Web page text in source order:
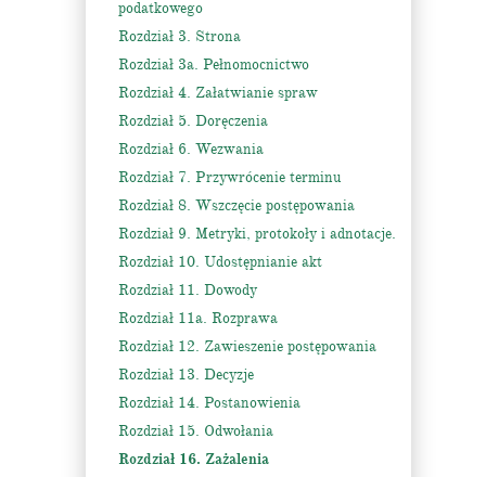
podatkowego
Rozdział 3. Strona
Rozdział 3a. Pełnomocnictwo
Rozdział 4. Załatwianie spraw
Rozdział 5. Doręczenia
Rozdział 6. Wezwania
Rozdział 7. Przywrócenie terminu
Rozdział 8. Wszczęcie postępowania
Rozdział 9. Metryki, protokoły i adnotacje.
Rozdział 10. Udostępnianie akt
Rozdział 11. Dowody
Rozdział 11a. Rozprawa
Rozdział 12. Zawieszenie postępowania
Rozdział 13. Decyzje
Rozdział 14. Postanowienia
Rozdział 15. Odwołania
Rozdział 16. Zażalenia